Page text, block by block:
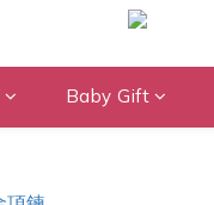
Baby Gift